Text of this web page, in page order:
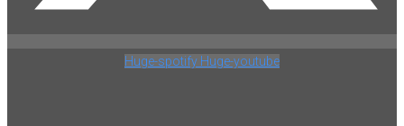
Huge-spotify Huge-youtube